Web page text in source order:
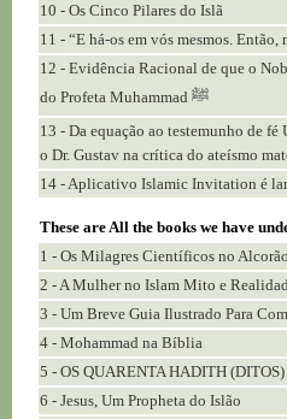
10 - Os Cinco Pilares do Islã
11 - “E há-os em vós mesmos. Então,
12 - Evidência Racional de que o
do Profeta Muhammad ﷺ
13 - Da equação ao testemunho de
o Dr. Gustav na crítica do ateísmo
14 - Aplicativo Islamic Invitation é
These are All the books we have
1 - Os Milagres Científicos no
2 - A Mulher no Islam Mito e
3 - Um Breve Guia Ilustrado Para
4 - Mohammad na Bíblia
5 - OS QUARENTA HADITH
6 - Jesus, Um Propheta do Islão